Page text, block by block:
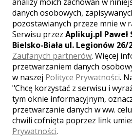
Ślub to bardzo ważna i
uroczystość rodzinna.
fotografem i z
wykonuję w sposób
zdjęcia. Utrwalam na nich
chwile w Waszym życiu.
Wasze szczęście, radość,
Zapraszam do
ofertą.
Zobacz więcej
danych osobowych,
pozostawianych przeze mnie w
Serwisu przez Aplikuj.pl Paweł
Bielsko-Biała ul. Legionów 26/
Zaufanych partnerów. Więcej
przetwarzaniem danych
w naszej Polityce Prywatności.
"Chcę korzystać z serwisu i
tym oknie informacyjnym,
przetwarzanie danych w ww.
chwili cofnięta poprzez link
Prywatności.